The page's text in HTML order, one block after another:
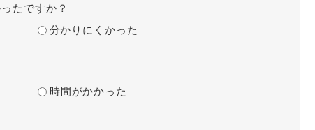
たですか？
分かりにくかった
時間がかかった